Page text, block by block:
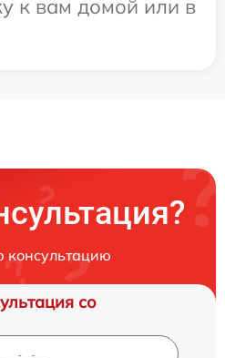
к вам домой или в
консультацию
со